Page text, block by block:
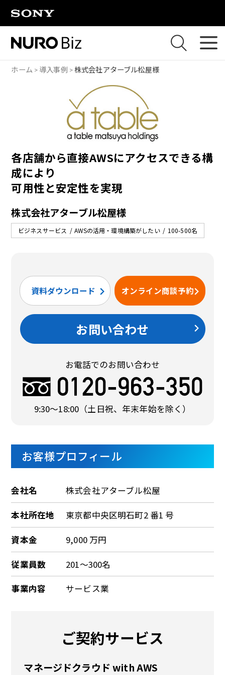
ホーム 導入事例 株式会社アターブル松屋様
各店舗から直接AWSにアクセスできる構
成により
可用性と安定性を実現
株式会社アターブル松屋様
ビジネスサービス AWSの活用・環境構築がしたい 100-500名
資料ダウンロード オンライン商談予約
お問い合わせ
お電話でのお問い合わせ
9:30〜18:00 （土日祝、年末年始を除く）
お客様プロフィール
会社名 株式会社アターブル松屋
本社所在地 東京都中央区明石町2 番1 号
資本金 9,000 万円
従業員数 201～300名
事業内容 サービス業
ご契約サービス
マネージドクラウド with AWS